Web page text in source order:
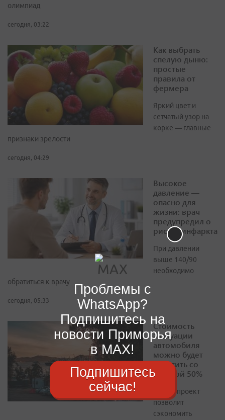
олимпиад
сегодня, 03:22
Как выбрать
спелую дыню:
простые
правила от
фермера
Яркий цвет и
сетчатый узор на
корке — главные
признаки зрелости
сегодня, 04:29
Высокое
давление —
опасно для
жизни: врач
предупредил о
рисках инфаркта
При давлении
выше 140/90
необходимо
обратиться к врачу
сегодня, 05:33
Стоимость
эвакуации
автомобиля
можно будет
оплатить со
скидкой 50%
Законопроект
позволит
сэкономить
Проблемы с
WhatsApp?
Подпишитесь на
новости Приморья
в MAX!
Подпишитесь
сейчас!